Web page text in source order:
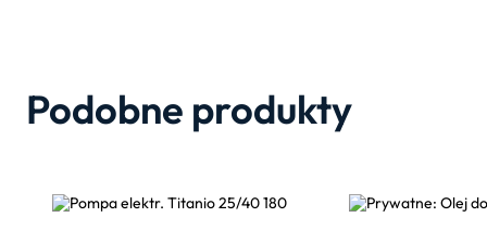
Podobne produkty